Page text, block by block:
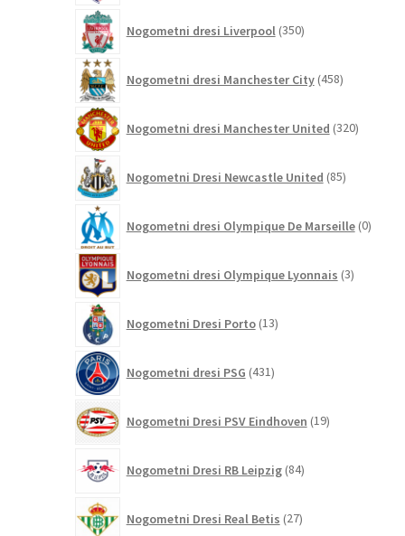
Nogometni dresi Liverpool 350izdelkov
Nogometni dresi Manchester City 458izdelkov
Nogometni dresi Manchester United 320izdelkov
Nogometni Dresi Newcastle United 85izdelkov
Nogometni dresi Olympique De Marseille 0
Nogometni dresi Olympique Lyonnais 3izdelki
Nogometni Dresi Porto 13izdelkov
Nogometni dresi PSG 431izdelkov
Nogometni Dresi PSV Eindhoven 19izdelkov
Nogometni Dresi RB Leipzig 84izdelkov
Nogometni Dresi Real Betis 27izdelkov